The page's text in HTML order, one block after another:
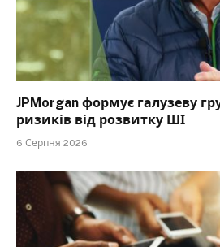
JPMorgan формує галузеву
ризиків від розвитку ШІ
6 Серпня 2026